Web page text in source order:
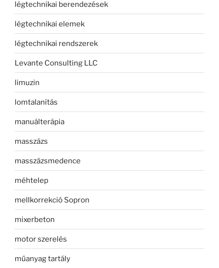
légtechnikai berendezések
légtechnikai elemek
légtechnikai rendszerek
Levante Consulting LLC
limuzin
lomtalanítás
manuálterápia
masszázs
masszázsmedence
méhtelep
mellkorrekció Sopron
mixerbeton
motor szerelés
műanyag tartály